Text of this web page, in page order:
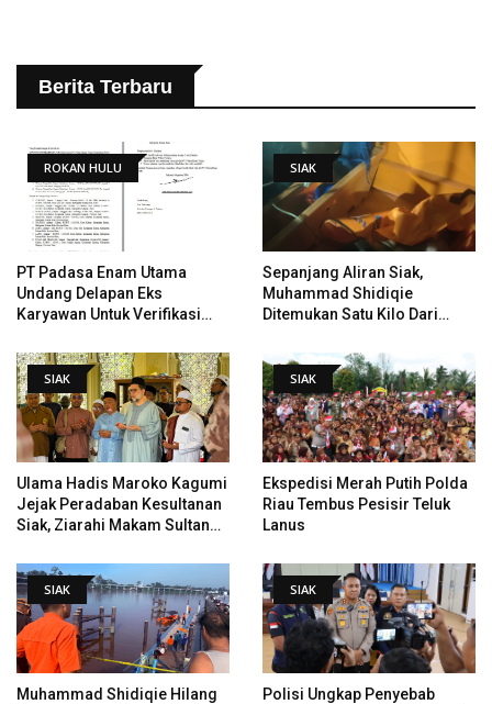
Berita Terbaru
ROKAN HULU
PT Padasa Enam Utama
Undang Delapan Eks
Karyawan Untuk Verifikasi
PHI
SIAK
Sepanjang Aliran Siak,
Muhammad Shidiqie
Ditemukan Satu Kilo Dari
SIAK
Ulama Hadis Maroko Kagumi
Jejak Peradaban Kesultanan
Siak, Ziarahi Makam Sultan
SIAK
Ekspedisi Merah Putih Polda
Riau Tembus Pesisir Teluk
Lanus
SIAK
Muhammad Shidiqie Hilang
SIAK
Polisi Ungkap Penyebab